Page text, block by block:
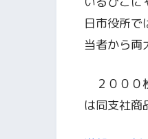
日市役所で
当者から両
２０００
は同支社商